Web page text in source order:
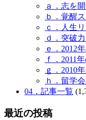
ａ．志を
ｂ．覚醒
ｃ．人生
ｄ．突破
ｅ．2012
ｆ．2011
ｇ．2010
ｈ．留学
04．記事一覧
最近の投稿